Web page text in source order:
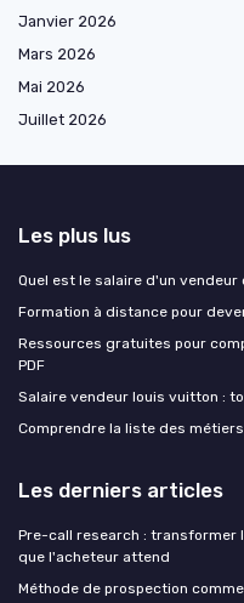
Janvier 2026
Mars 2026
Mai 2026
Juillet 2026
Les plus lus
Quel est le salaire d'un vendeur
Formation à distance pour
Ressources gratuites pour
PDF
Salaire vendeur louis vuitton :
Comprendre la liste des métiers
Les derniers articles
Pre-call research : transformer
que l'acheteur attend
Méthode de prospection